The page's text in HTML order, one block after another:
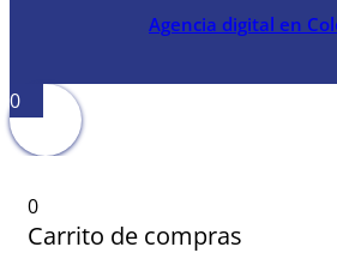
Agencia digital en
0
0
Carrito de compras